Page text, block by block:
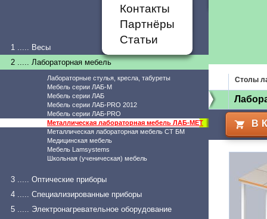
Контакты
Партнёры
Статьи
1 ..... Весы
2 ..... Лабораторная мебель
Лабораторные стулья, кресла, табуреты
Мебель серии ЛАБ-М
Мебель серии ЛАБ
Мебель серии ЛАБ-PRO 2012
Мебель серии ЛАБ-PRO
Металлическая лабораторная мебель ЛАБ-МЕТ
Металлическая лабораторная мебель СТ БМ
Медицинская мебель
Мебель Lamsystems
Школьная (ученическая) мебель
3 ..... Оптические приборы
4 ..... Специализированные приборы
5 ..... Электронагревательное оборудование
Столы
В